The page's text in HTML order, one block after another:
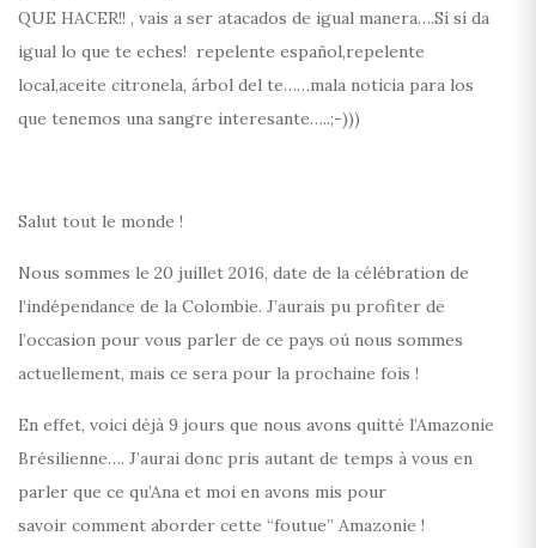
QUE HACER!! , vais a ser atacados de igual manera….Sí sí da
igual lo que te eches! repelente español,repelente
local,aceite citronela, árbol del te……mala noticia para los
que tenemos una sangre interesante…..;-)))
Salut tout le monde !
Nous sommes le 20 juillet 2016, date de la célébration de
l’indépendance de la Colombie. J’aurais pu profiter de
l’occasion pour vous parler de ce pays oú nous sommes
actuellement, mais ce sera pour la prochaine fois !
En effet, voici déjà 9 jours que nous avons quitté l’Amazonie
Brésilienne…. J’aurai donc pris autant de temps à vous en
parler que ce qu’Ana et moi en avons mis pour
savoir comment aborder cette “foutue” Amazonie !